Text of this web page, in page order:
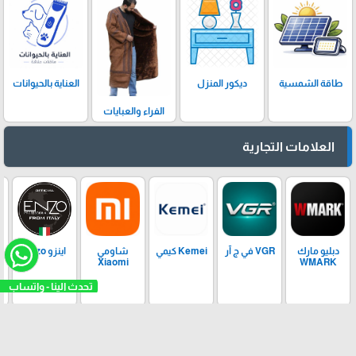
طاقة الشمسية ديكور المنزل
الفراء والعبايات
العناية بالحيوانات
العلامات التجارية
دبليو مارك
WMARK
VGR في ج آر Kemei كيمي
شاومي
Xiaomi
اينزو Enzo